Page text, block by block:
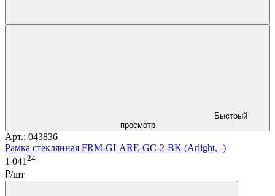
Быстрый
просмотр
Арт.: 043836
Рамка стеклянная FRM-GLARE-GC-2-BK (Arlight, -)
1 041 24
₽/шт